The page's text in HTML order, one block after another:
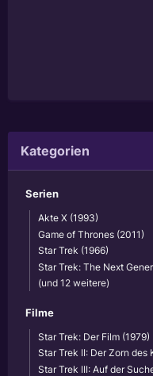
Kategorien
Serien
Akte X (1993)
Game of Thrones (2011)
Star Trek (1966)
Star Trek: The Next
(und 12 weitere)
Filme
Star Trek: Der Film (1979)
Star Trek II: Der Zorn des
Star Trek III: Auf der